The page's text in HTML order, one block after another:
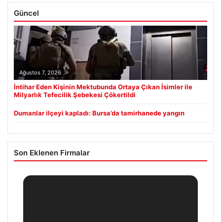
Güncel
Ağustos 7, 2026
İntihar Eden Kişinin Mektubunda Ortaya Çıkan İsimler ile
Milyarlık Tefecilik Şebekesi Çökertildi
Dumanlar ilçeyi kapladı: Bursa’da tamirhanede yangın
Son Eklenen Firmalar